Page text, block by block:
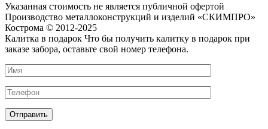
Указанная стоимость не является публичной офертой
Производство металлоконструкций и изделий «СКИМПРО»
Кострома © 2012-2025
Калитка в подарок Что бы получить калитку в подарок при
заказе забора, оставьте свой номер телефона.